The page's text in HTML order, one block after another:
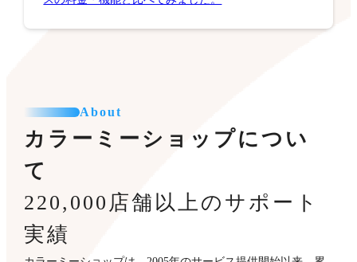
About
カラーミーショップについ
て
220,000店舗以上のサポート
実績